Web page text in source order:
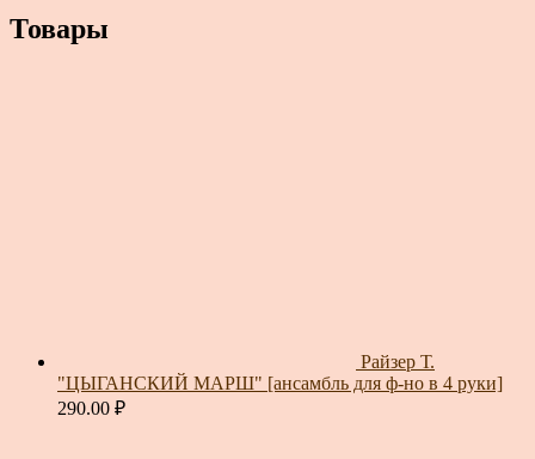
Товары
Райзер Т.
"ЦЫГАНСКИЙ МАРШ" [ансамбль для ф-но в 4 руки]
290.00 ₽